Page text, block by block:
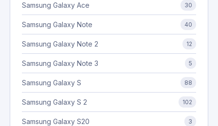
Samsung Galaxy Ace 30
Samsung Galaxy Note 40
Samsung Galaxy Note 2 12
Samsung Galaxy Note 3 5
Samsung Galaxy S 88
Samsung Galaxy S 2 102
Samsung Galaxy S20 3